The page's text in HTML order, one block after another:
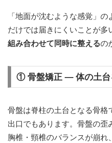
「地面が沈むような感覚」
だけでは届きにくいことが多
組み合わせて同時に整えるの
① 骨盤矯正 — 体の土台
骨盤は脊柱の土台となる骨格
出口でもあります。骨盤の歪
胸椎・頸椎のバランスが崩れ